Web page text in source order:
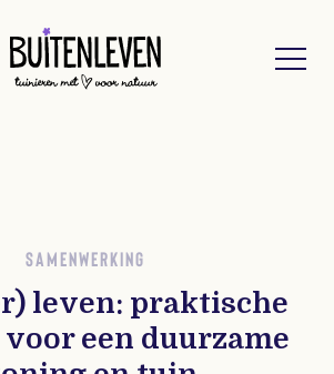
SAMENWERKING
leven: praktische
een duurzame